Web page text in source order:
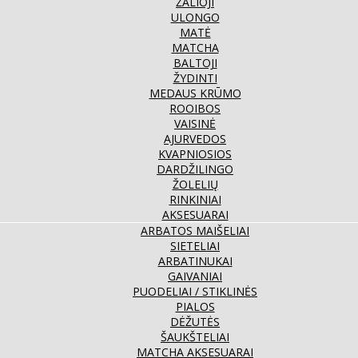
ULONGO
MATĖ
MATCHA
BALTOJI
ŽYDINTI
MEDAUS KRŪMO
ROOIBOS
VAISINĖ
AJURVEDOS
KVAPNIOSIOS
DARDŽILINGO
ŽOLELIŲ
RINKINIAI
AKSESUARAI
ARBATOS MAIŠELIAI
SIETELIAI
ARBATINUKAI
GAIVANIAI
PUODELIAI / STIKLINĖS
PIALOS
DĖŽUTĖS
ŠAUKŠTELIAI
MATCHA AKSESUARAI